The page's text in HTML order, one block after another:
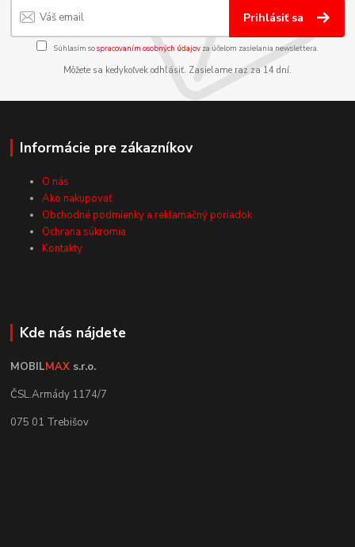
Prihlásiť sa
Súhlasím sospracovaním osobných údajov za účelom zasielania newslettera.
Môžete sa kedykoľvek odhlásiť. Zasielame raz za 14 dní.
Informácie pre zákazníkov
O nás
Ako nakupovať
Obchodné podmienky a reklamačný poriadok
Ochrana súkromia
Kontakty
Kde nás nájdete
MOBILMAX s.r.o.
ČSL.Armády 1174/7
075 01 Trebišov